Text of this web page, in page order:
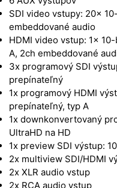
SDI video vstupy: 20x
embeddované audio
HDMI video vstup: 1x
A, 2ch embeddované
3x programový SDI
prepínateľný
1x programový HDMI
prepínateľný, typ A
1x downkonvertovaný
UltraHD na HD
1x preview SDI výstup:
2x multiview SDI/HDMI
2x XLR audio vstup
2x RCA audio vstup